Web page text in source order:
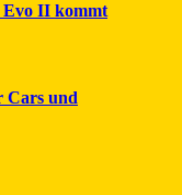
Evo II kommt
Cars und